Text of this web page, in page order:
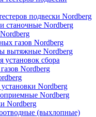
подвески Nordberg
станочные Nordberg
газов Nordberg
вытяжные Nordberg
установок сбора
Nordberg
Nordberg
Nordberg
Nordberg
(выхлопные)